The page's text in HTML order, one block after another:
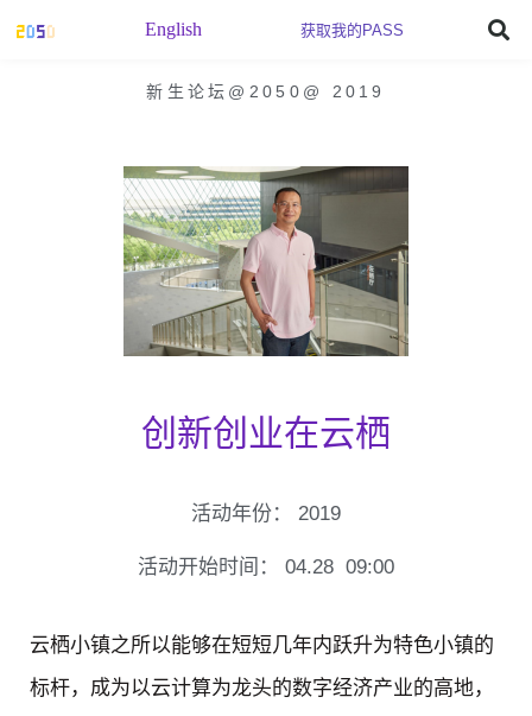
English 获取我的PASS
新生论坛@2050 @ 2019
创新创业在云栖
活动年份： 2019
活动开始时间： 04.28 09:00
云栖小镇之所以能够在短短几年内跃升为特色小镇的
标杆，成为以云计算为龙头的数字经济产业的高地，